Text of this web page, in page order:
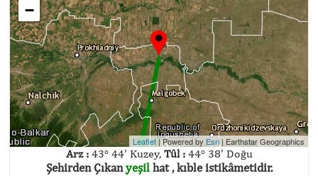
−
Leaflet| Powered by Esri | Earthstar Geographics
Arz :43° 44' Kuzey, Tûl :44° 38' Doğu
Şehirden Çıkanyeşilhat , kıble istikâmetidir.